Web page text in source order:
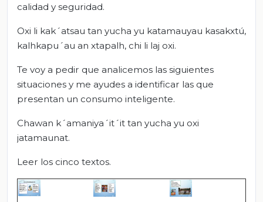
calidad y seguridad.
Oxi li kak´atsau tan yucha yu katamauyau kasakxtú,
kalhkapu´au an xtapalh, chi li laj oxi.
Te voy a pedir que analicemos las siguientes
situaciones y me ayudes a identificar las que
presentan un consumo inteligente.
Chawan k´amaniya´it´it tan yucha yu oxi
jatamaunat.
Leer los cinco textos.